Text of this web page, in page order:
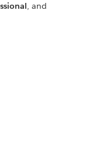
, and